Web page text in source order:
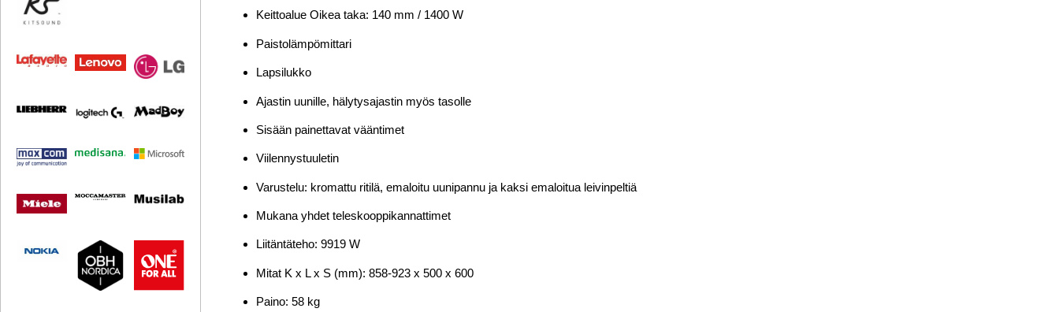
Keittoalue Oikea taka: 140 mm / 1400 W
Paistolämpömittari
Lapsilukko
Ajastin uunille, hälytysajastin myös tasolle
Sisään painettavat vääntimet
Viilennystuuletin
Varustelu: kromattu ritilä, emaloitu uunipannu ja kaksi emaloitua leivinpeltiä
Mukana yhdet teleskooppikannattimet
Liitäntäteho: 9919 W
Mitat K x L x S (mm): 858-923 x 500 x 600
Paino: 58 kg